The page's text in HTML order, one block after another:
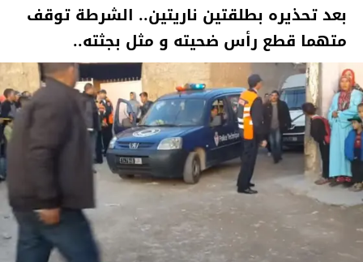
بعد تحذيره بطلقتين ناريتين.. الشرطة توقف
متهما قطع رأس ضحيته و مثل بجثته..